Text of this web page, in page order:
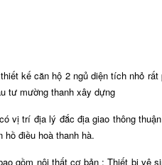
kế căn hộ 2 ngủ diện tích nhỏ
tư mường thanh xây dựng
vị trí địa lý đắc địa giao thông
hồ điều hoà thanh hà.
gồm nội thất cơ bản : Thiết bị vệ